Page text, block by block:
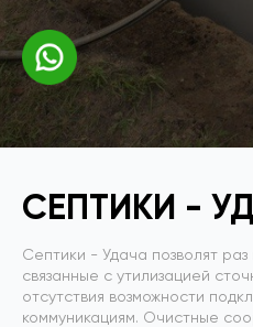
СЕПТИКИ -
Септики - Удача позволят
связанные с утилизацией
отсутствия возможности
коммуникациям. Очистные